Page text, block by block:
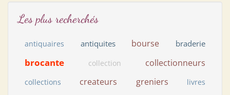
Les plus recherchés
antiquaires antiquites bourse braderie
brocante collection collectionneurs
collections createurs greniers
livres